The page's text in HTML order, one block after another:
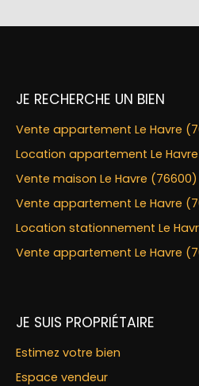
JE RECHERCHE UN BIEN
Vente appartement Le Havre
Location appartement Le
Vente maison Le Havre (76600)
Vente appartement Le Havre
Location stationnement Le
Vente appartement Le Havre
JE SUIS PROPRIÉTAIRE
Estimez votre bien
Espace vendeur